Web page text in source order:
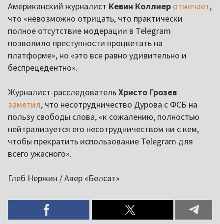
Американский журналист Кевин Коллиер отмечает,
что «невозможно отрицать, что практически
полное отсутствие модерации в Telegram
позволило преступности процветать на
платформе», но «это все равно удивительно и
беспрецедентно».
Журналист-расследовательХристо Грозев
заметил, что несотрудничество Дурова с ФСБ на
пользу свободы слова, «к сожалению, полностью
нейтрализуется его несотрудничеством ни с кем,
чтобы прекратить использование Telegram для
всего ужасного».
Глеб Нержин / Авер «Белсат»